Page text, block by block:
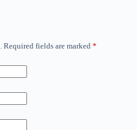
Required fields are marked *